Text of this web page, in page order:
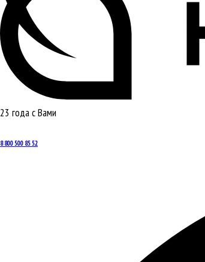
23 года с Вами
8 800 500 85 52